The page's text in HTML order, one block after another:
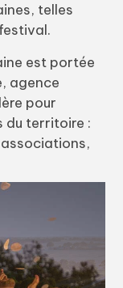
telles
est portée
agence
pour
du territoire :